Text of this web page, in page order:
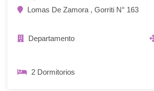
Lomas De Zamora , Gorriti N° 163
Departamento
2 Dormitorios